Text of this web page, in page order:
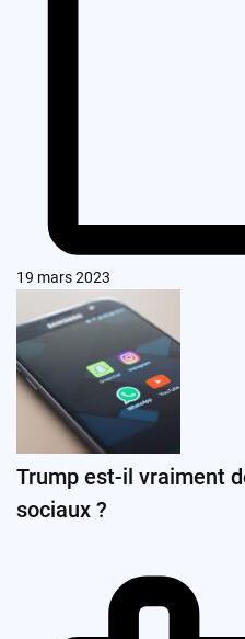
19 mars 2023
Trump est-il vraiment
sociaux ?